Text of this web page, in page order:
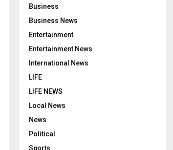
Business
Business News
Entertainment
Entertainment News
International News
LIFE
LIFE NEWS
Local News
News
Political
Sports